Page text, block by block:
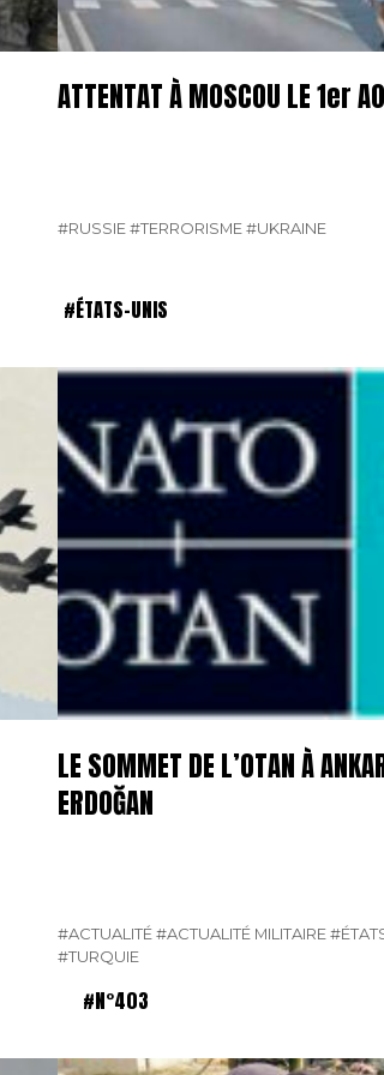
ATTENTAT À MOSCOU LE 1er
#RUSSIE#TERRORISME#UKRAINE
#ÉTATS-UNIS
LE SOMMET DE L’OTAN À
ERDOĞAN
#ACTUALITÉ#ACTUALITÉ MILITAIRE
#TURQUIE
#N°403